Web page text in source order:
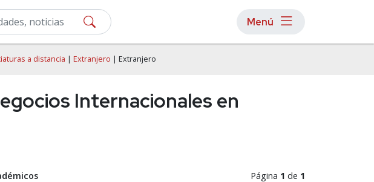
Menú
a distancia | Extranjero | Extranjero
Internacionales en
Página 1 de 1